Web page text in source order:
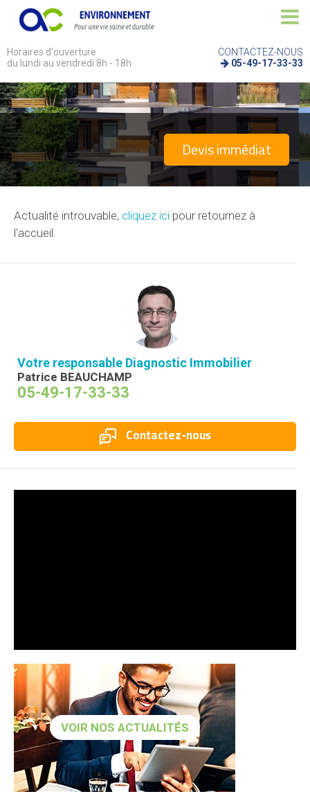
Horaires d'ouverture
du lundi au vendredi 8h - 18h
CONTACTEZ-NOUS
05-49-17-33-33
Devis immédiat
Actualité introuvable, cliquez ici pour retournez à
l'accueil.
Votre responsable Diagnostic Immobilier
Patrice BEAUCHAMP
05-49-17-33-33
Contactez-nous
VOIR NOS ACTUALITÉS